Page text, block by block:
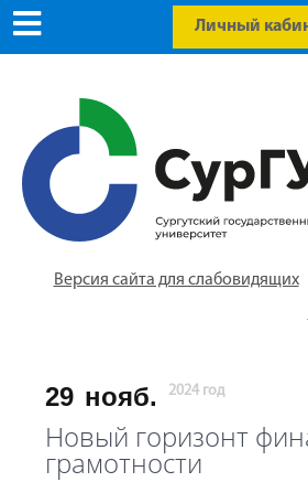
Личный
Версия сайта для слабовидящих
29 нояб. 2024 год
Новый горизонт
грамотности